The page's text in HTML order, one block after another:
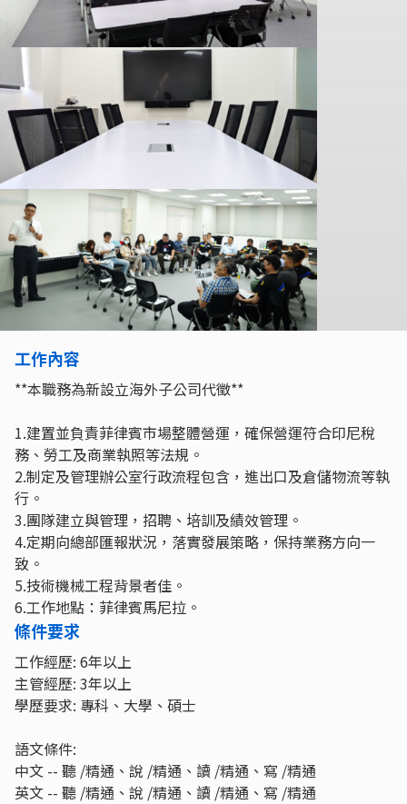
工作內容
**本職務為新設立海外子公司代徵**
1.建置並負責菲律賓市場整體營運，確保營運符合印尼稅
務、勞工及商業執照等法規。
2.制定及管理辦公室行政流程包含，進出口及倉儲物流等執
行。
3.團隊建立與管理，招聘、培訓及績效管理。
4.定期向總部匯報狀況，落實發展策略，保持業務方向一
致。
5.技術機械工程背景者佳。
6.工作地點：菲律賓馬尼拉。
條件要求
工作經歷: 6年以上
主管經歷: 3年以上
學歷要求: 專科、大學、碩士
語文條件:
中文 -- 聽 /精通、說 /精通、讀 /精通、寫 /精通
英文 -- 聽 /精通、說 /精通、讀 /精通、寫 /精通